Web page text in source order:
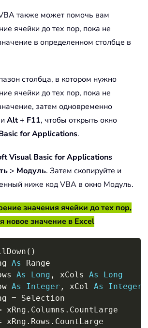
также может помочь вам
ячейки до тех пор, пока не
в определенном столбце в
столбца, в котором нужно
ячейки до тех пор, пока не
затем одновременно
Alt+ F11, чтобы открыть окно
for Applications.
Visual Basic for Applications
> Модуль. Затем скопируйте и
ниже код VBA в окно Модуль.
значения ячейки до тех пор,
новое значение в Excel
( )
As
As Long , xCols As
Long
As Integer , xCol As
Integer
= Selection
xRng . Columns . CountLarge
xRng . Rows .